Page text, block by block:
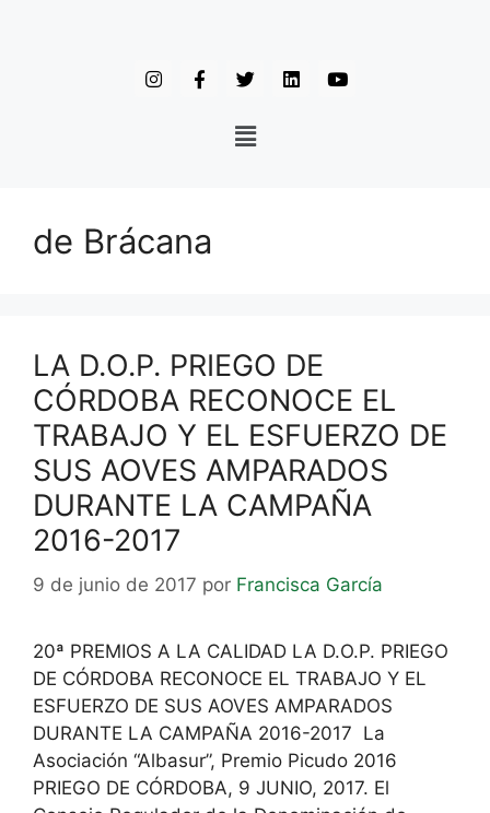
de Brácana
LA D.O.P. PRIEGO DE
CÓRDOBA RECONOCE EL
TRABAJO Y EL ESFUERZO DE
SUS AOVES AMPARADOS
DURANTE LA CAMPAÑA
2016-2017
9 de junio de 2017 por Francisca García
20ª PREMIOS A LA CALIDAD LA D.O.P. PRIEGO
DE CÓRDOBA RECONOCE EL TRABAJO Y EL
ESFUERZO DE SUS AOVES AMPARADOS
DURANTE LA CAMPAÑA 2016-2017 La
Asociación “Albasur”, Premio Picudo 2016
PRIEGO DE CÓRDOBA, 9 JUNIO, 2017. El